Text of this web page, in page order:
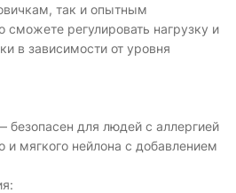
так и опытным
регулировать нагрузку и
в зависимости от уровня
безопасен для людей с аллергией
и мягкого нейлона с добавлением